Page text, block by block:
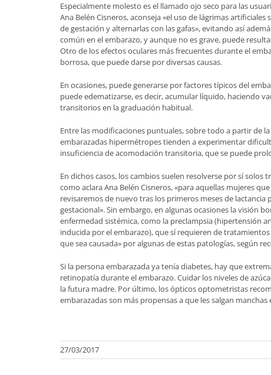
Especialmente molesto es el llamado ojo seco para las
Ana Belén Cisneros, aconseja «el uso de lágrimas
de gestación y alternarlas con las gafas», evitando así
común en el embarazo, y aunque no es grave, puede
Otro de los efectos oculares más frecuentes durante el
borrosa, que puede darse por diversas causas.
En ocasiones, puede generarse por factores típicos del
puede edematizarse, es decir, acumular líquido, haciendo
transitorios en la graduación habitual.
Entre las modificaciones puntuales, sobre todo a partir de
embarazadas hipermétropes tienden a experimentar
insuficiencia de acomodación transitoria, que se puede
En dichos casos, los cambios suelen resolverse por sí
como aclara Ana Belén Cisneros, «para aquellas mujeres
revisaremos de nuevo tras los primeros meses de
gestacional». Sin embargo, en algunas ocasiones la visión
enfermedad sistémica, como la preclampsia (hipertensión
inducida por el embarazo), que sí requieren de
que sea causada» por algunas de estas patologías, según
Si la persona embarazada ya tenía diabetes, hay que
retinopatía durante el embarazo. Cuidar los niveles de
la futura madre. Por último, los ópticos optometristas
embarazadas son más propensas a que les salgan
27/03/2017